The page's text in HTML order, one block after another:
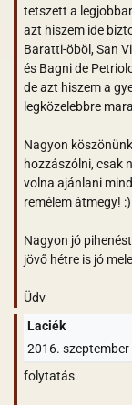
tetszett a
azt hiszem ide
Baratti-öböl, San
és Bagni de
de azt hiszem a
legközelebbre
Nagyon
hozzászólni, csak
volna ajánlani
remélem átmegy! :)
Nagyon jó
jövő hétre is jó
Üdv
Laciék
2016. szeptember
folytatás